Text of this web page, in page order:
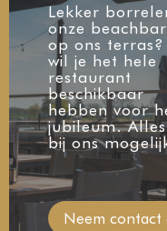
Lekker
onze
op ons
wil je het hele
restaurant
beschikbaar
hebben voor
jubileum.
bij ons
Neem contact